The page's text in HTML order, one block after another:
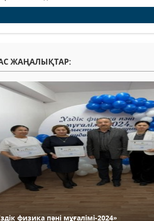
ЖАҢАЛЫҚТАР:
физика пәні мұғалімі-2024»